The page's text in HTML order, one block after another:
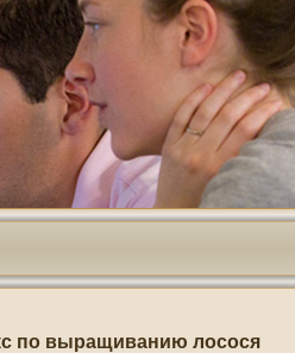
по выращиванию лосося